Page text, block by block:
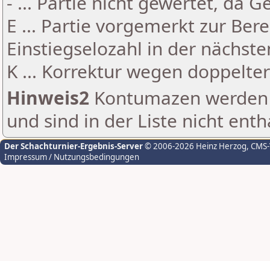
E ... Partie vorgemerkt zur
Einstiegselozahl in der
K ... Korrektur wegen
Hinweis2 Kontumazen
und sind in der Liste nicht
Der Schachturnier-Ergebnis-Server© 2006-2026 Heinz Herzog,
Impressum / Nutzungsbedingungen